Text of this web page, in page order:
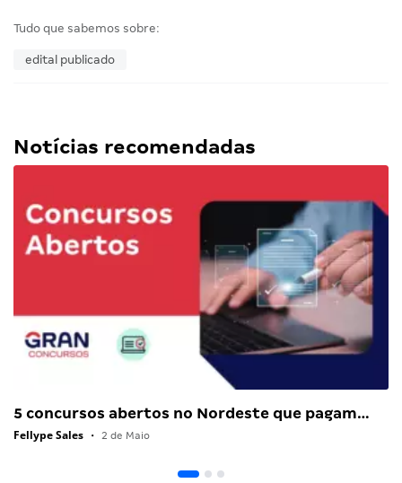
Tudo que sabemos sobre:
edital publicado
Notícias recomendadas
5 concursos abertos no Nordeste que pagam…
Fellype Sales • 2 de Maio